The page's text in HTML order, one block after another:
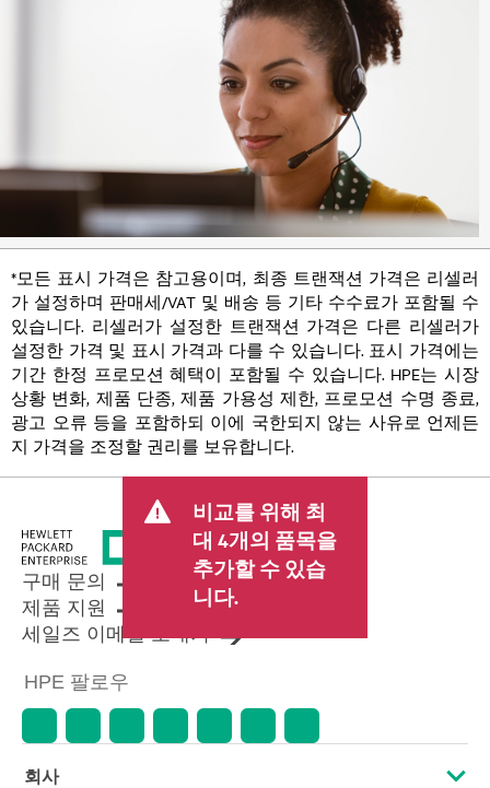
*모든 표시 가격은 참고용이며, 최종 트랜잭션 가격은 리셀러
가 설정하며 판매세/VAT 및 배송 등 기타 수수료가 포함될 수
있습니다. 리셀러가 설정한 트랜잭션 가격은 다른 리셀러가
설정한 가격 및 표시 가격과 다를 수 있습니다. 표시 가격에는
기간 한정 프로모션 혜택이 포함될 수 있습니다. HPE는 시장
상황 변화, 제품 단종, 제품 가용성 제한, 프로모션 수명 종료,
광고 오류 등을 포함하되 이에 국한되지 않는 사유로 언제든
지 가격을 조정할 권리를 보유합니다.
비교를 위해 최
대 4개의 품목을
추가할 수 있습
니다.
구매 문의
제품 지원
세일즈 이메일 보내기
HPE 팔로우
회사